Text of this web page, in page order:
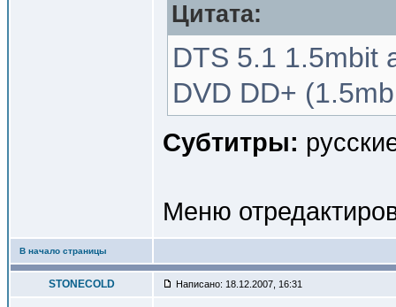
Цитата:
DTS 5.1 1.5mbit
DVD DD+
Субтитры:
Меню
В начало страницы
STONECOLD Написано: 18.12.2007, 16:31